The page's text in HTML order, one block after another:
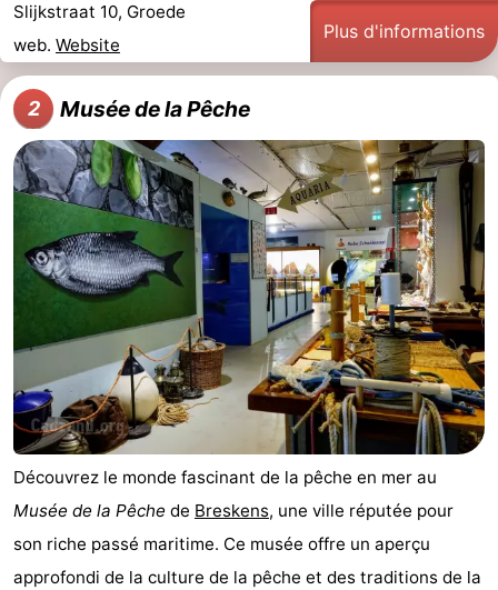
Slijkstraat 10, Groede
web. Website
Plus d'informations
2 Musée de la Pêche
Découvrez le monde fascinant de la pêche en mer au
Musée de la Pêche de Breskens, une ville réputée pour
son riche passé maritime. Ce musée offre un aperçu
approfondi de la culture de la pêche et des traditions de la